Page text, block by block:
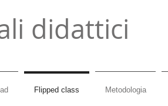
didattici
Flipped class Metodologia